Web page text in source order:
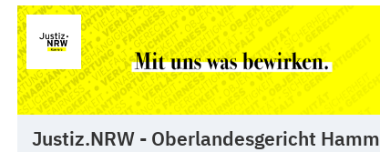
Justiz.NRW - Oberlandesgericht Hamm